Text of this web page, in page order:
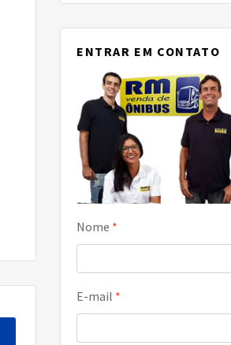
ENTRAR EM CONTATO
Nome *
E-mail *